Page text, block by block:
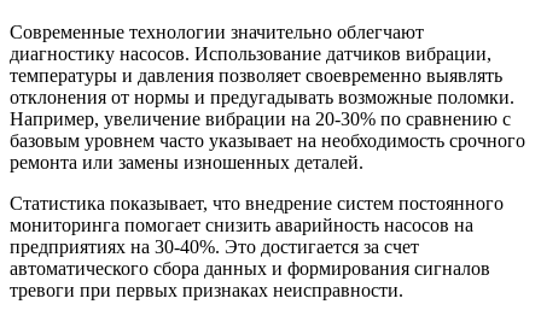
Современные технологии значительно облегчают
диагностику насосов. Использование датчиков вибрации,
температуры и давления позволяет своевременно выявлять
отклонения от нормы и предугадывать возможные поломки.
Например, увеличение вибрации на 20-30% по сравнению с
базовым уровнем часто указывает на необходимость срочного
ремонта или замены изношенных деталей.
Статистика показывает, что внедрение систем постоянного
мониторинга помогает снизить аварийность насосов на
предприятиях на 30-40%. Это достигается за счет
автоматического сбора данных и формирования сигналов
тревоги при первых признаках неисправности.